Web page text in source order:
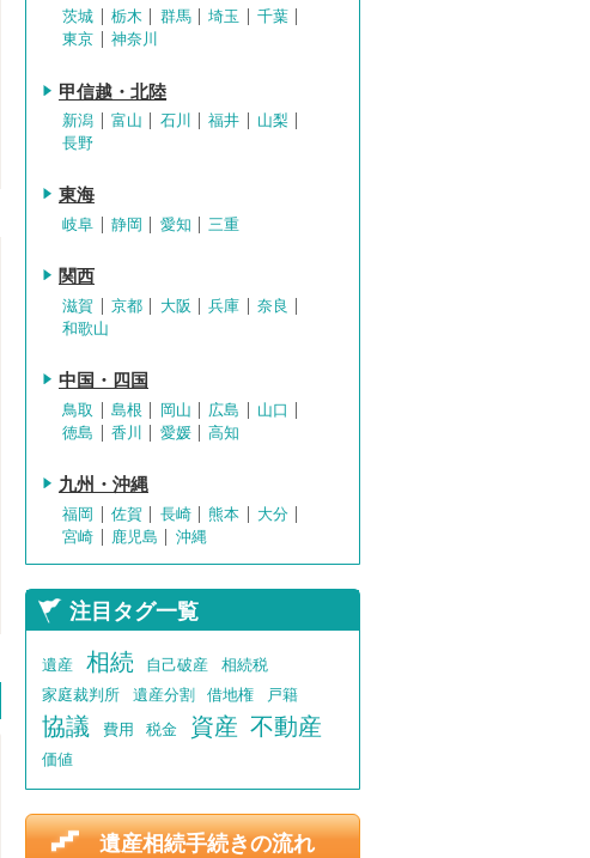
茨城 栃木 群馬 埼玉
千葉
東京
神奈川
甲信越・北陸
新潟 富山 石川 福井
山梨
長野
東海
岐阜 静岡 愛知 三重
関西
滋賀 京都 大阪 兵庫
奈良
和歌山
中国・四国
鳥取 島根 岡山 広島
山口
徳島
香川 愛媛 高知
九州・沖縄
福岡 佐賀 長崎 熊本
大分
宮崎
鹿児島 沖縄
注目タグ一覧
遺産 相続 自己破産
相続税
家庭裁判所
遺産分割 借地権 戸籍
協議 費用 税金 資産 不動産
価値
遺産相続手続きの流れ